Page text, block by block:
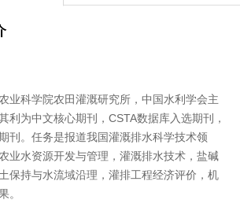
业科学院农田灌溉研究所，中国水利学会主
利为中文核心期刊，CSTA数据库入选期刊，
刊。任务是报道我国灌溉排水科学技术领
业水资源开发与管理，灌溉排水技术，盐碱
保持与水流域沿理，灌排工程经济评价，机
。